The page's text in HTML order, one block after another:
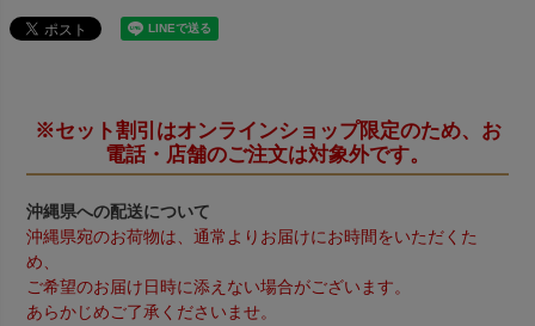
※セット割引はオンラインショップ限定のため、お
電話・店舗のご注文は対象外です。
沖縄県への配送について
沖縄県宛のお荷物は、通常よりお届けにお時間をいただくた
め、
ご希望のお届け日時に添えない場合がございます。
あらかじめご了承くださいませ。